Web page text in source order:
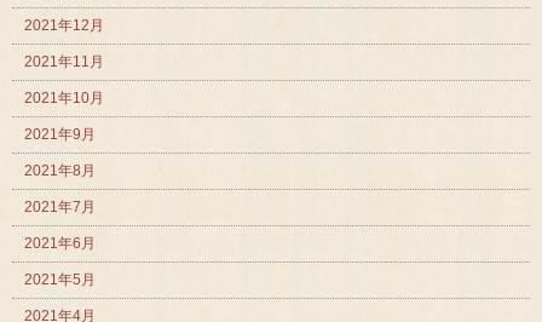
2021年12月
2021年11月
2021年10月
2021年9月
2021年8月
2021年7月
2021年6月
2021年5月
2021年4月